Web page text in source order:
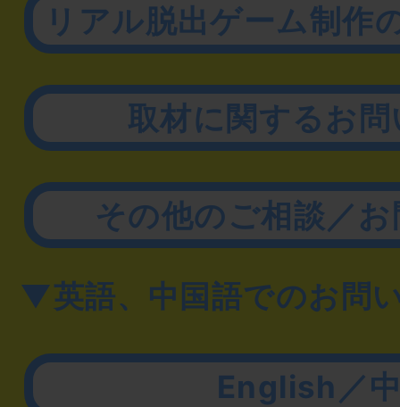
リアル脱出ゲーム制作
取材に関するお
その他のご相談／
▼英語、中国語でのお問
English／